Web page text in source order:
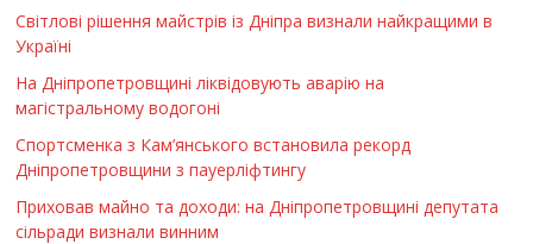
Світлові рішення майстрів із Дніпра визнали найкращими в
Україні
На Дніпропетровщині ліквідовують аварію на
магістральному водогоні
Спортсменка з Кам’янського встановила рекорд
Дніпропетровщини з пауерліфтингу
Приховав майно та доходи: на Дніпропетровщині депутата
сільради визнали винним